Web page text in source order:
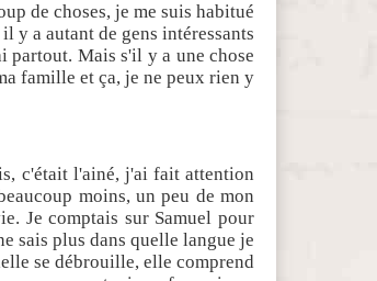
de choses, je me suis habitué
y a autant de gens intéressants
partout. Mais s'il y a une chose
famille et ça, je ne peux rien y
c'était l'ainé, j'ai fait attention
moins, un peu de mon
Je comptais sur Samuel pour
sais plus dans quelle langue je
se débrouille, elle comprend